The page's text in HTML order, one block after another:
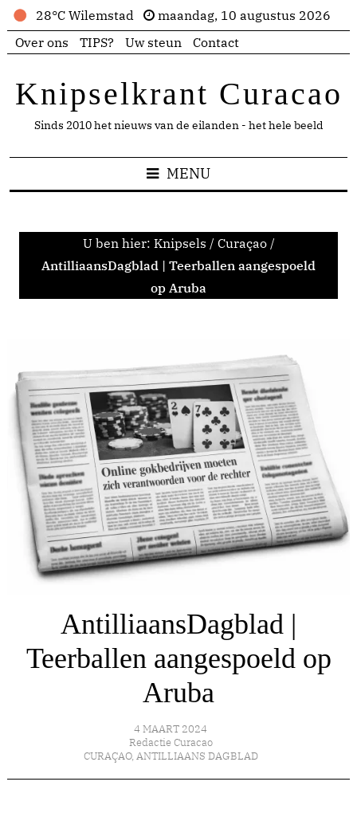
28°C Wilemstad
maandag, 10 augustus 2026
Over ons
TIPS? Uw steun Contact
Knipselkrant Curacao
Sinds 2010 het nieuws van de eilanden - het hele beeld
MENU
U ben hier: Knipsels / Curaçao /
AntilliaansDagblad | Teerballen aangespoeld
op Aruba
AntilliaansDagblad |
Teerballen aangespoeld op
Aruba
4 MAART 2024
Redactie Curacao
CURAÇAO, ANTILLIAANS DAGBLAD